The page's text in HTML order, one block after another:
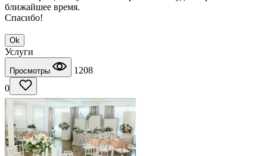
ближайшее время.
Спасибо!
Ok
Услуги
Просмотры
1208
0